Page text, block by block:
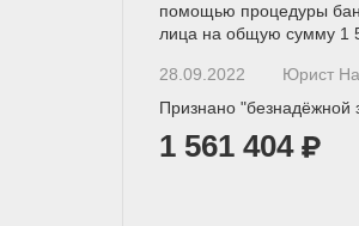
помощью процедуры
лица на общую сумму 1
28.09.2022 Юрист
Признано "безнадёжной
1 561 404